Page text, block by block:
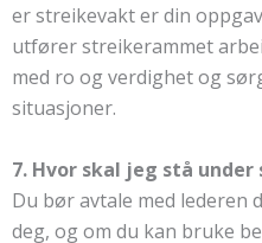
er streikevakt er din
utfører streikerammet
med ro og verdighet og
situasjoner.
7. Hvor skal jeg stå
Du bør avtale med lederen
deg, og om du kan bruke